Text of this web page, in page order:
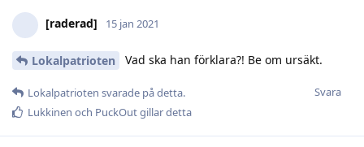
[raderad] 15 jan 2021
Lokalpatrioten Vad ska han förklara?! Be om ursäkt.
Svara
Lokalpatrioten svarade på detta.
Lukkinen och PuckOutgillar detta